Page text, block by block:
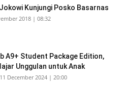
Kunjungi Posko Basarnas
2018 | 08:32
A9+ Student Package Edition,
Unggulan untuk Anak
December 2024 | 20:00